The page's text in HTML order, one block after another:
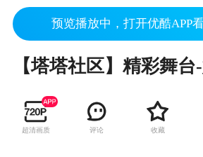
预览播放中，打开优酷APP
超清画质 评论 收藏